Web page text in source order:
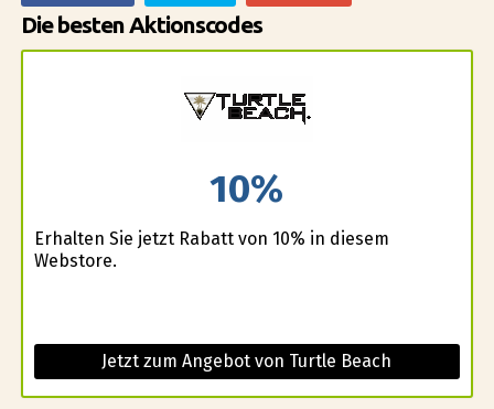
Die besten Aktionscodes
10%
Erhalten Sie jetzt Rabatt von 10% in diesem
Webstore.
Jetzt zum Angebot von Turtle Beach